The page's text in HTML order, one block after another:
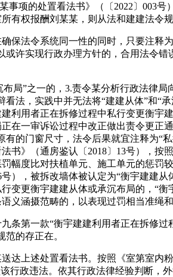
项的处置看法书》（〔2022〕003号
有权报酬刘某某，则从法和建建法令
法令系统同一性的同时，只要注释
许实现行政办理方针的，合用法令
”之一的，3.责令某分析行政法律局
法，实践中并无法将“建建从体”和“
利用者正在拆修过程中私行变更衡
在一审诉讼过程中改正做出责令更
的门窗尺寸，法令后果就宜注释为
书》（通房鉴认〔2018〕13号），
幅度比对扶植单元、施工单元的惩
），被拆改墙体被认定为“衡宇建建
变更衡宇建建从体或承沉布局的，“
义涵摄范畴的，以表现过罚相当准绳
第一款“衡宇建建利用者正在拆修过
的存正在。
上述处置看法书。按照《室第室内
行政违法。依其行政法律经验判断，